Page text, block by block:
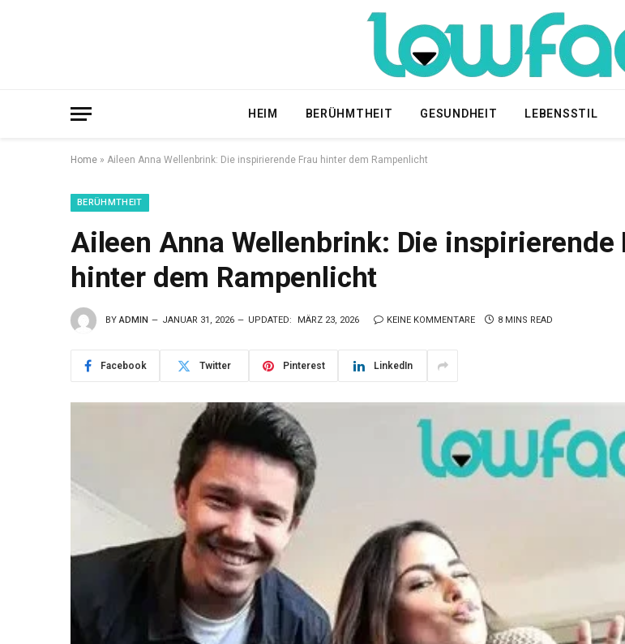
HEIM BERÜHMTHEIT GESUNDHEIT LEBENSSTIL
Home » Aileen Anna Wellenbrink: Die inspirierende Frau hinter dem Rampenlicht
BERÜHMTHEIT
Aileen Anna Wellenbrink: Die inspirierende
hinter dem Rampenlicht
BY ADMIN JANUAR 31, 2026 UPDATED: MÄRZ 23, 2026 KEINE KOMMENTARE 8 MINS READ
Facebook Twitter Pinterest LinkedIn